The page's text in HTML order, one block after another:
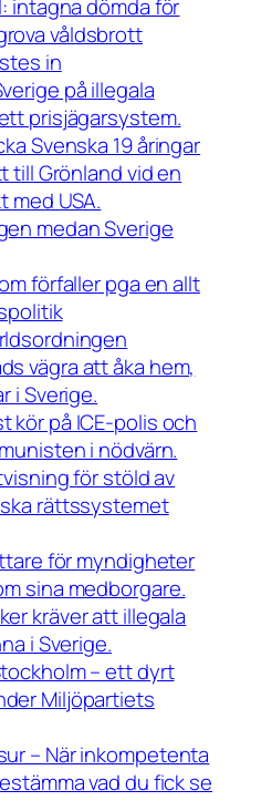
intagna dömda för
våldsbrott
in
på illegala
prisjägarsystem.
Svenska 19 åringar
till Grönland vid en
med USA.
medan Sverige
förfaller pga en allt
vägra att åka hem,
i Sverige.
kör på ICE-polis och
i nödvärn.
för stöld av
rättssystemet
för myndigheter
sina medborgare.
kräver att illegala
i Sverige.
– ett dyrt
Miljöpartiets
– När inkompetenta
vad du fick se